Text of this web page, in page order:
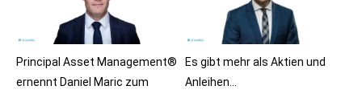
Principal Asset Management®
ernennt Daniel Maric zum
Es gibt mehr als Aktien und
Anleihen…